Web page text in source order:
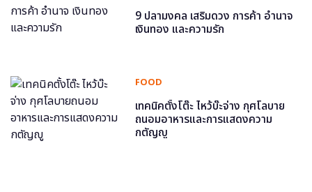
9 ปลามงคล เสริมดวง การค้า อำนาจ
เงินทอง และความรัก
FOOD
เทคนิคตั้งโต๊ะ ไหว้บ๊ะจ่าง กุศโลบาย
ถนอมอาหารและการแสดงความ
กตัญญู